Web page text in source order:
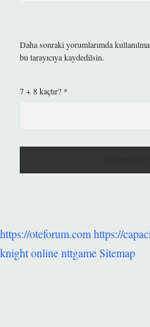
Daha sonraki yorumlarımda
bu tarayıcıya kaydedilsin.
7 + 8 kaçtır? *
https://oteforum.comhttps://
knight onlinenttgameSitemap